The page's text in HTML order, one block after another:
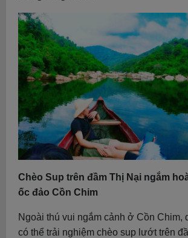
Chèo Sup trên đầm Thị Nại ngắm
ốc đảo Cồn Chim
Ngoài thú vui ngắm cảnh ở Cồn Chim,
có thể trải nghiệm chèo sup lướt trên